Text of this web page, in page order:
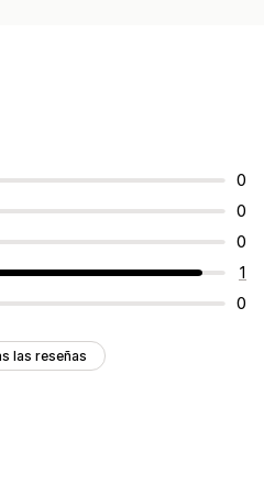
0
0
0
1
0
las reseñas